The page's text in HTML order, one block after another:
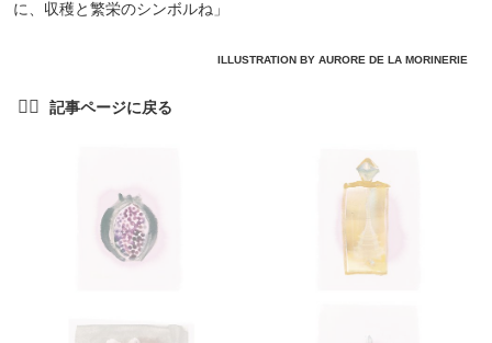
に、収穫と繁栄のシンボルね」
ILLUSTRATION BY AURORE DE LA MORINERIE